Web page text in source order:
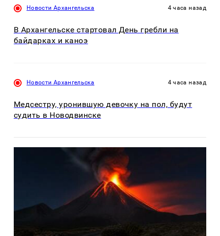
Новости Архангельска 4 часа назад
В Архангельске стартовал День гребли на
байдарках и каноэ
Новости Архангельска 4 часа назад
Медсестру, уронившую девочку на пол, будут
судить в Новодвинске